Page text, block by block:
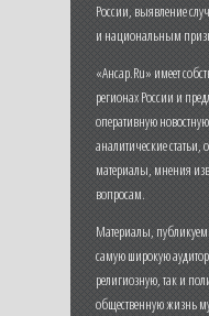
России, выявление
и национальным
«Ансар.Ru» имеет
регионах России и
оперативную
аналитические
материалы, мнения
вопросам.
Материалы,
самую широкую
религиозную, так и
общественную жизнь